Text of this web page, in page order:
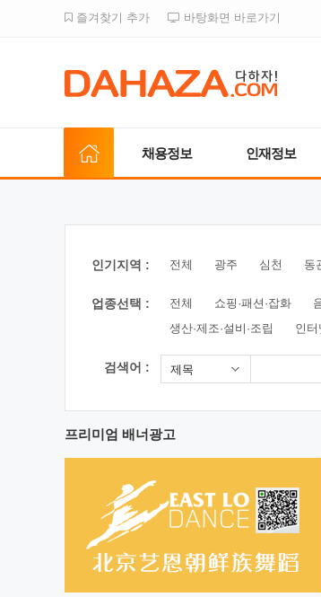
즐겨찾기 추가 바탕화면 바로가기
채용정보 인재정보
인기지역 : 전체 광주 심천 동
업종선택 : 전체 쇼핑·패션·잡화
생산·제조·설비·조립
인터
검색어 : 제목
프리미엄 배너광고